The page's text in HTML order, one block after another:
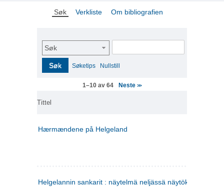
Søk Verkliste Om bibliografien
Søk
Søk Søketips Nullstill
1–10 av 64 Neste>>
Tittel
Hærmændene på Helgeland
Helgelannin sankarit : näytelmä neljässä näytöksessä